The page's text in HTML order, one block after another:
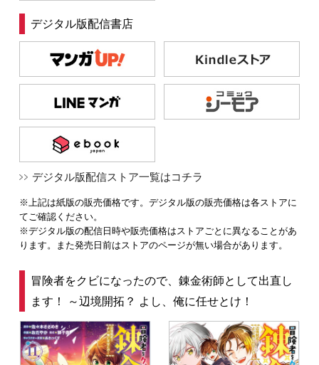
デジタル版配信書店
デジタル版配信ストア一覧はコチラ
※上記は紙版の販売価格です。デジタル版の販売価格は各ストアに
てご確認ください。
※デジタル版の配信日時や販売価格はストアごとに異なることがあ
ります。また発売日前はストアのページが無い場合があります。
冒険者をクビになったので、錬金術師として出直し
ます！ ～辺境開拓？ よし、俺に任せとけ！